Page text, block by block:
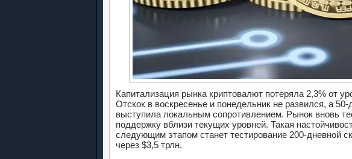
Капитализация рынка криптовалют потеряла 2,3% от
Отскок в воскресенье и понедельник не развился, а
выступила локальным сопротивлением. Рынок вновь
поддержку вблизи текущих уровней. Такая
следующим этапом станет тестирование 200-дневной
через $3,5 трлн.